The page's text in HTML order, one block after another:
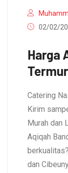
02/02/
Harga
Catering
Kirim
Murah dan
Aqiqah
dan